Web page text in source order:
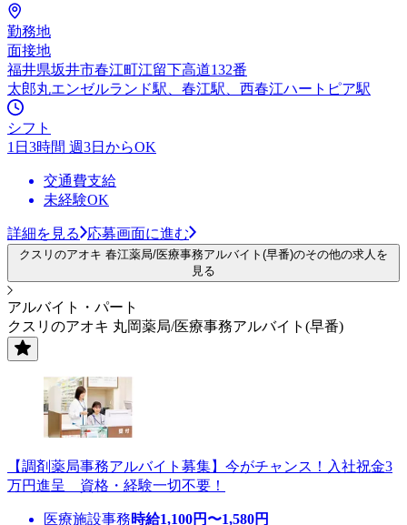
勤務地
面接地
福井県坂井市春江町江留下高道132番
太郎丸エンゼルランド駅、春江駅、西春江ハートピア駅
シフト
1日3時間 週3日からOK
交通費支給
未経験OK
詳細を見る 応募画面に進む
クスリのアオキ 春江薬局/医療事務アルバイト(早番)のその他の求人を
見る
アルバイト・パート
クスリのアオキ 丸岡薬局/医療事務アルバイト(早番)
【調剤薬局事務アルバイト募集】今がチャンス！入社祝金3
万円進呈 資格・経験一切不要！
医療施設事務時給1,100円〜1,580円